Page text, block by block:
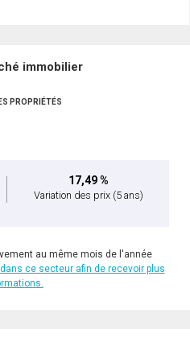
immobilier
PROPRIÉTÉS
17,49 %
Variation des prix (5 ans)
au même mois de l'année
ce secteur afin de recevoir plus